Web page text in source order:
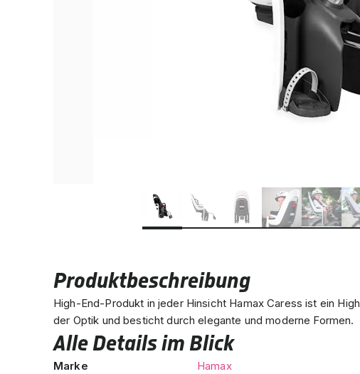
Produktbeschreibung
High-End-Produkt in jeder Hinsicht Hamax Caress ist ein
der Optik und besticht durch elegante und moderne Formen.
Alle Details im Blick
Marke
Hamax